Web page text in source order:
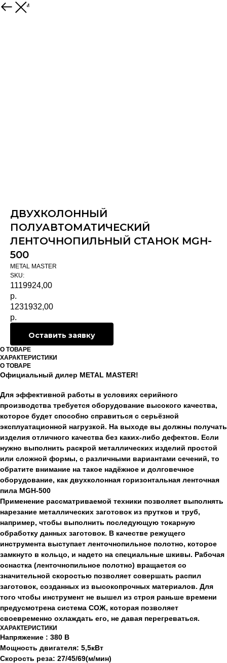
К товарам
ДВУХКОЛОННЫЙ
ПОЛУАВТОМАТИЧЕСКИЙ
ЛЕНТОЧНОПИЛЬНЫЙ СТАНОК MGH-
500
METAL MASTER
SKU:
1119924,00
р.
1231932,00
р.
Оставить заявку
О ТОВАРЕ
ХАРАКТЕРИСТИКИ
О ТОВАРЕ
Официальный дилер METAL MASTER!
Для эффективной работы в условиях серийного
производства требуется оборудование высокого качества,
которое будет способно справиться с серьёзной
эксплуатационной нагрузкой. На выходе вы должны получать
изделия отличного качества без каких-либо дефектов. Если
нужно выполнить раскрой металлических изделий простой
или сложной формы, с различными вариантами сечений, то
обратите внимание на такое надёжное и долговечное
оборудование, как двухколонная горизонтальная ленточная
пила MGH-500
Применение рассматриваемой техники позволяет выполнять
нарезание металлических заготовок из прутков и труб,
например, чтобы выполнить последующую токарную
обработку данных заготовок. В качестве режущего
инструмента выступает ленточнопильное полотно, которое
замкнуто в кольцо, и надето на специальные шкивы. Рабочая
оснастка (ленточнопильное полотно) вращается со
значительной скоростью позволяет совершать распил
заготовок, созданных из высокопрочных материалов. Для
того чтобы инструмент не вышел из строя раньше времени
предусмотрена система СОЖ, которая позволяет
своевременно охлаждать его, не давая перегреваться.
ХАРАКТЕРИСТИКИ
Напряжение : 380 В
Мощность двигателя: 5,5кВт
Скорость реза: 27/45/69(м/мин)